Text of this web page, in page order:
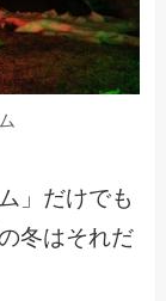
」だけでも
冬はそれだ